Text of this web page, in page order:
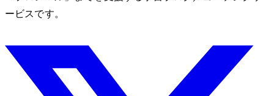
ービスです。